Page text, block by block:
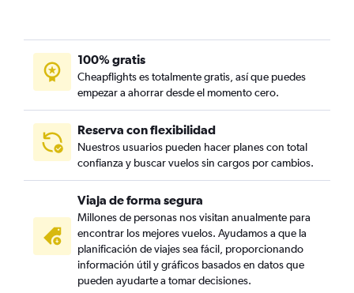
100% gratis
Cheapflights es totalmente gratis, así que puedes
empezar a ahorrar desde el momento cero.
Reserva con flexibilidad
Nuestros usuarios pueden hacer planes con total
confianza y buscar vuelos sin cargos por cambios.
Viaja de forma segura
Millones de personas nos visitan anualmente para
encontrar los mejores vuelos. Ayudamos a que la
planificación de viajes sea fácil, proporcionando
información útil y gráficos basados en datos que
pueden ayudarte a tomar decisiones.